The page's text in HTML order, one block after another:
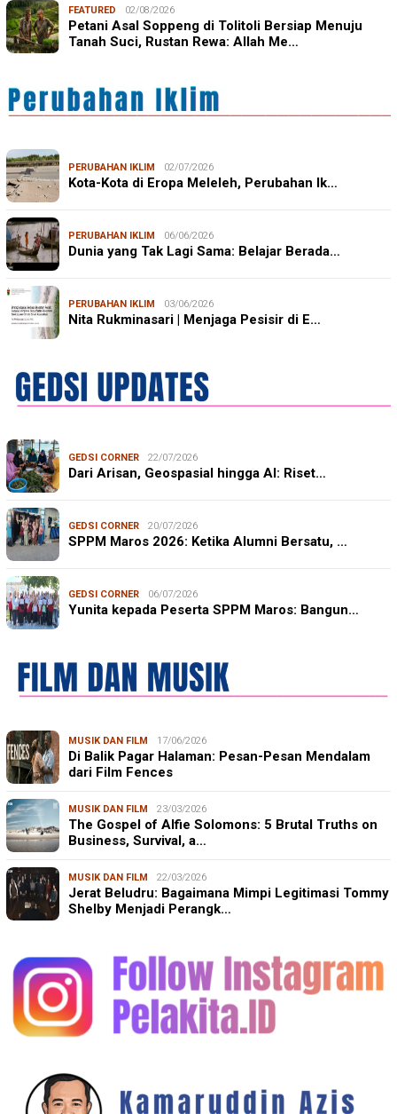
FEATURED 02/08/2026
Petani Asal Soppeng di Tolitoli Bersiap Menuju
Tanah Suci, Rustan Rewa: Allah Me…
PERUBAHAN IKLIM 02/07/2026
Kota-Kota di Eropa Meleleh, Perubahan Ik…
PERUBAHAN IKLIM 06/06/2026
Dunia yang Tak Lagi Sama: Belajar Berada…
PERUBAHAN IKLIM 03/06/2026
Nita Rukminasari | Menjaga Pesisir di E…
GEDSI CORNER 22/07/2026
Dari Arisan, Geospasial hingga AI: Riset…
GEDSI CORNER 20/07/2026
SPPM Maros 2026: Ketika Alumni Bersatu, …
GEDSI CORNER 06/07/2026
Yunita kepada Peserta SPPM Maros: Bangun…
MUSIK DAN FILM 17/06/2026
Di Balik Pagar Halaman: Pesan-Pesan Mendalam
dari Film Fences
MUSIK DAN FILM 23/03/2026
The Gospel of Alfie Solomons: 5 Brutal Truths on
Business, Survival, a…
MUSIK DAN FILM 22/03/2026
Jerat Beludru: Bagaimana Mimpi Legitimasi Tommy
Shelby Menjadi Perangk…